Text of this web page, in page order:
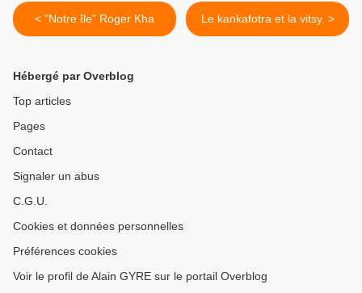
< "Notre île" Roger Kha Le kankafotra et la vitsy. >
Hébergé par Overblog
Top articles
Pages
Contact
Signaler un abus
C.G.U.
Cookies et données personnelles
Préférences cookies
Voir le profil de Alain GYRE sur le portail Overblog